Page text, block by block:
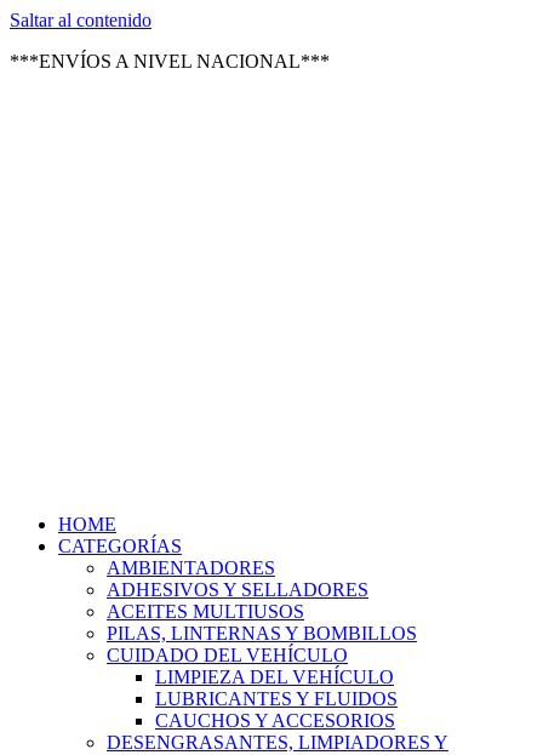
Texsal Venezuela –
Saltar al contenido
***ENVÍOS A NIVEL NACIONAL***
HOME
CATEGORÍAS
AMBIENTADORES
ADHESIVOS Y SELLADORES
ACEITES MULTIUSOS
PILAS, LINTERNAS Y BOMBILLOS
CUIDADO DEL VEHÍCULO
LIMPIEZA DEL VEHÍCULO
LUBRICANTES Y FLUIDOS
CAUCHOS Y ACCESORIOS
DESENGRASANTES, LIMPIADORES Y